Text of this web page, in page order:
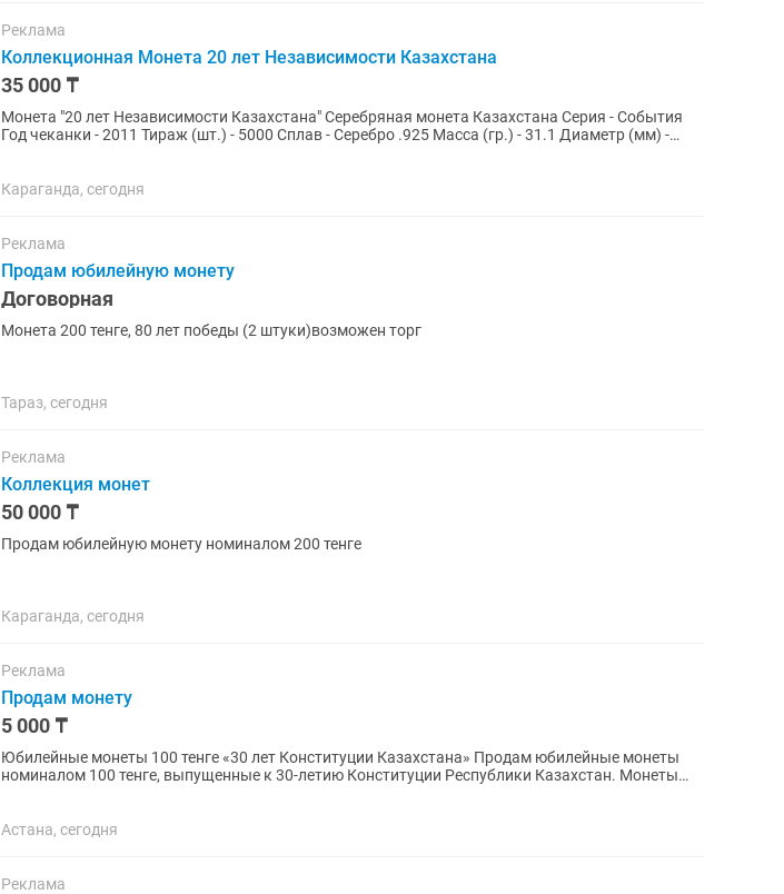
Реклама
Коллекционная Монета 20 лет Независимости Казахстана
35 000 ₸
Монета "20 лет Независимости Казахстана" Серебряная монета Казахстана Серия - События
Год чеканки - 2011 Тираж (шт.) - 5000 Сплав - Серебро .925 Масса (гр.) - 31.1 Диаметр (мм) -
Караганда, сегодня
Реклама
Продам юбилейную монету
Договорная
Монета 200 тенге, 80 лет победы (2 штуки)возможен торг
Тараз, сегодня
Реклама
Коллекция монет
50 000 ₸
Продам юбилейную монету номиналом 200 тенге
Караганда, сегодня
Реклама
Продам монету
5 000 ₸
Юбилейные монеты 100 тенге «30 лет Конституции Казахстана» Продам юбилейные монеты
номиналом 100 тенге, выпущенные к 30-летию Конституции Республики Казахстан. Монеты
Астана, сегодня
Реклама